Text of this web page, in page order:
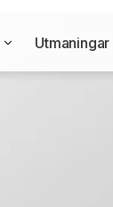
Utmaningar